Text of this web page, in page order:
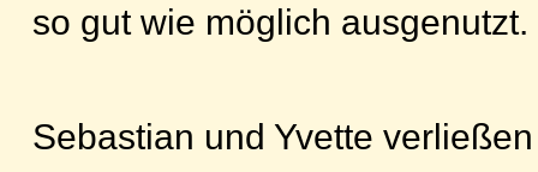
so gut wie möglich ausgenutzt.
Sebastian und Yvette